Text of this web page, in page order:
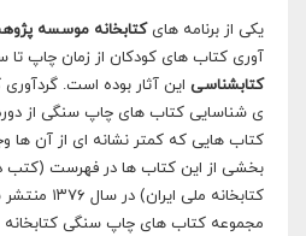
یکی از برنامه هایکتابخانه موسسه
آوری کتاب های کودکان از زمان چاپ تا سال ۱۳۵۷ و در پی آن
کتابشناسی این آثار بوده است.
ی شناسایی کتاب های چاپ سنگی از
کتاب هایی که کمتر نشانه ای از آن ها
بخشی از این کتاب ها در فهرست
کتابخانه
مجموعه کتاب های چاپ سنگی کتابخانه